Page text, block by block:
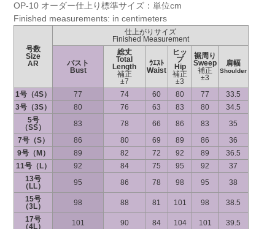
OP-10 オーダー仕上り標準サイズ：単位cm
Finished measurements: in centimeters
号数
Size
AR
仕上がりサイズ
Finished Measurement
バスト
Bust
総丈
Total
Length
補正
±7
ｳｴｽﾄ
Waist
ヒッ
プ
Hip
補正
±3
裾周り
Sweep
補正
±3
肩幅
Shoulder
1号（4S） 77 74 60 80 77
33.5
3号（3S）
80 76 63 83 80
34.5
5号
（SS）
83 78 66 86 83
35
7号（S）
86 80 69 89 86
36
9号（M）
89 82 72 92 89
36.5
11号（L）
92 84 75 95 92
37
13号
（LL）
95 86 78 98 95
38
15号
（3L）
98 88 81 101 98
38.5
17号
（4L）
101 90 84 104 101
39.5